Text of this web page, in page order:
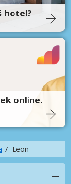
hotel?
online.
Leon